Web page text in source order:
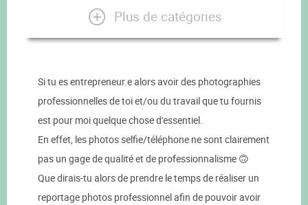
Plus de catégories
Si tu es entrepreneur.e alors avoir des photographies
professionnelles de toi et/ou du travail que tu fournis
est pour moi quelque chose d'essentiel.
En effet, les photos selfie/téléphone ne sont clairement
pas un gage de qualité et de professionnalisme 🙃
Que dirais-tu alors de prendre le temps de réaliser un
reportage photos professionnel afin de pouvoir avoir